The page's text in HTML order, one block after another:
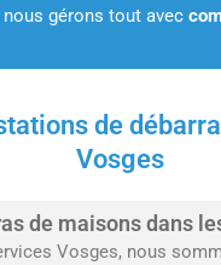
gérons tout avec
de
Vosges
de maisons dans
Vosges, nous